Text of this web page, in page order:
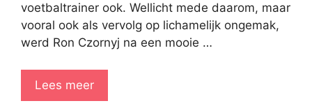
voetbaltrainer ook. Wellicht mede daarom, maar
vooral ook als vervolg op lichamelijk ongemak,
werd Ron Czornyj na een mooie …
Lees meer